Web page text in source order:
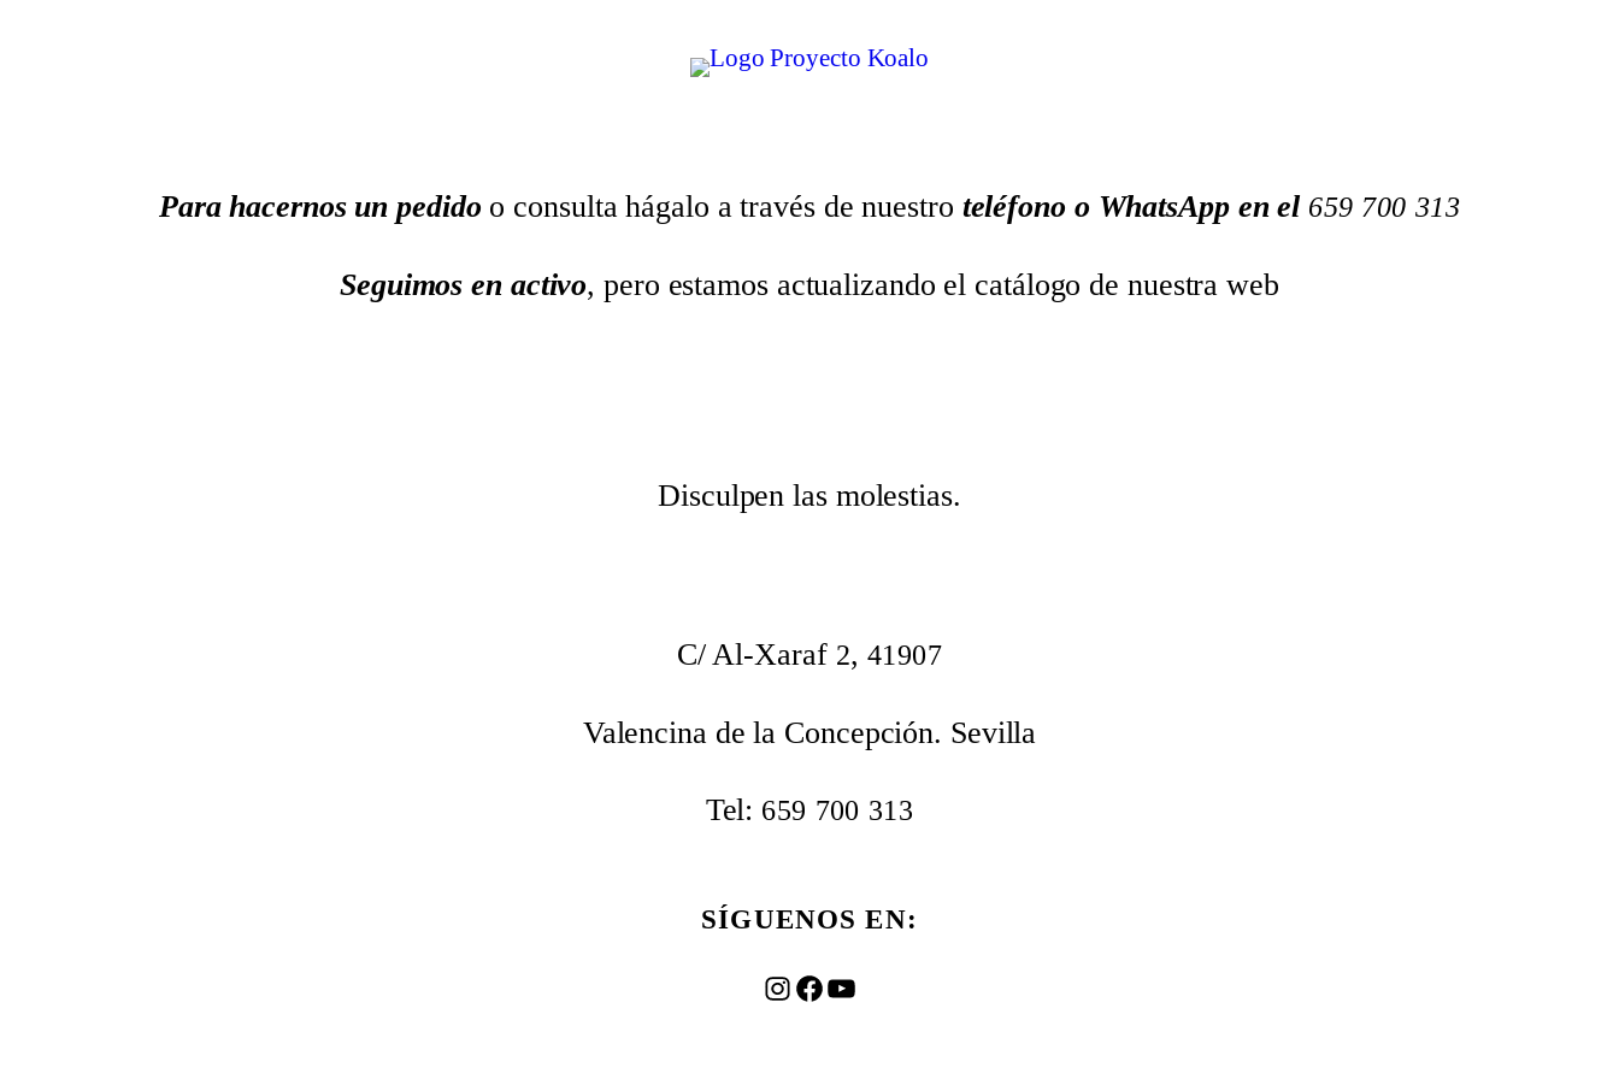
Para hacernos un pedido o consulta hágalo a través de nuestro teléfono o WhatsApp en el 659 700 313
Seguimos en activo, pero estamos actualizando el catálogo de nuestra web
Disculpen las molestias.
C/ Al-Xaraf 2, 41907
Valencina de la Concepción. Sevilla
Tel: 659 700 313
SÍGUENOS EN:
Instagram
Facebook
YouTube